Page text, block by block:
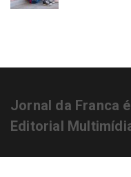
Jornal da Franca
Editorial